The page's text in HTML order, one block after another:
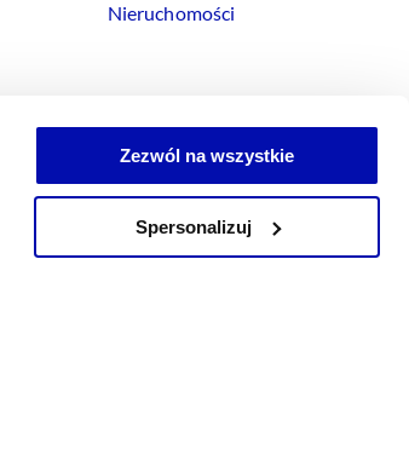
Zezwól na wszystkie
Spersonalizuj
Nieruchomości
x LinkedinFacebookInstagramYoutube